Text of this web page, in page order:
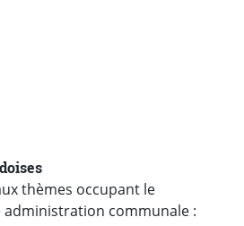
administration communale :